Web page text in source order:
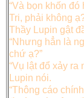
“Và bọn khốn
Tri, phải không
Thầy Lupin gật
“Nhưng hẳn là
chứ ạ?”
“Vụ lật đổ xảy ra
Lupin nói.
“Thông cáo